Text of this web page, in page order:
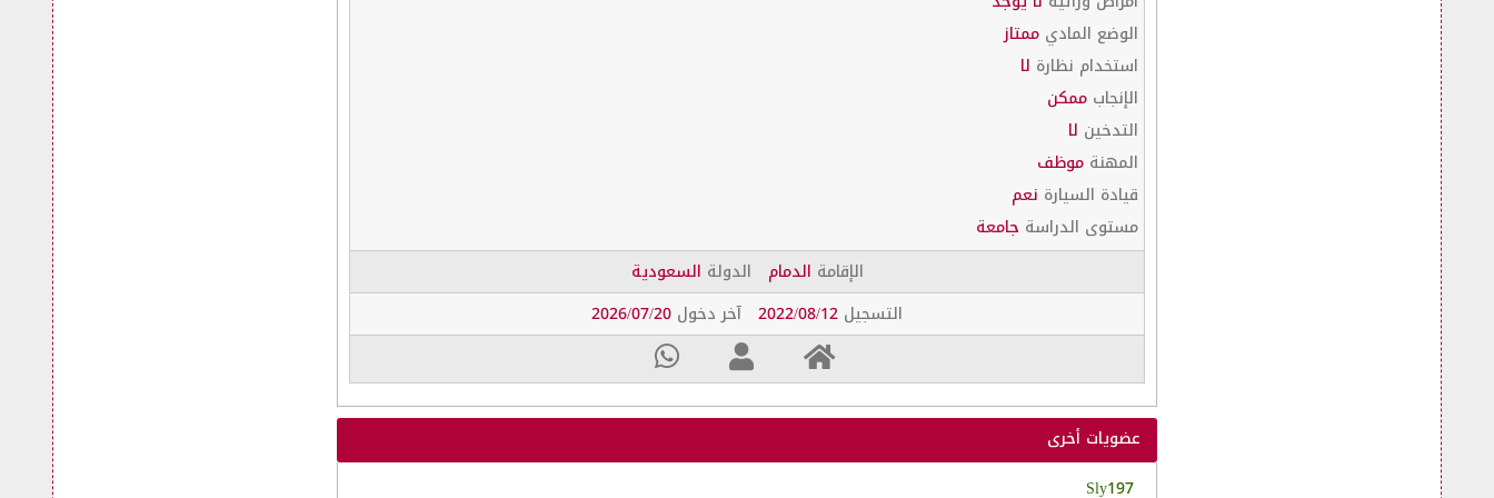
الوضع المادي ممتاز
استخدام نظارة لا
الإنجاب ممكن
التدخين لا
المهنة موظف
قيادة السيارة نعم
مستوى الدراسة جامعة
الإقامة الدمام الدولة السعودية
التسجيل 2022/08/12آخر دخول 2026/07/20
عضويات أخرى
Sly197